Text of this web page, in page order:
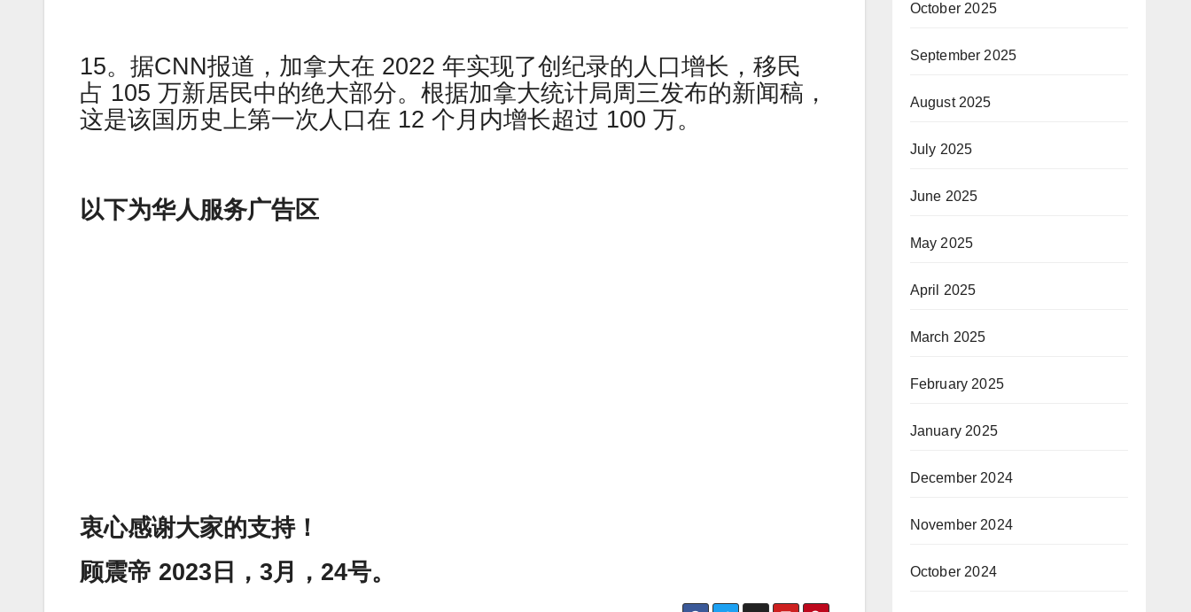
15。据CNN报道，加拿大在 2022 年实现了创纪录的人口增长，移民
占 105 万新居民中的绝大部分。根据加拿大统计局周三发布的新闻稿，
这是该国历史上第一次人口在 12 个月内增长超过 100 万。
以下为华人服务广告区
衷心感谢大家的支持！
顾震帝 2023日，3月，24号。
October 2025
September 2025
August 2025
July 2025
June 2025
May 2025
April 2025
March 2025
February 2025
January 2025
December 2024
November 2024
October 2024